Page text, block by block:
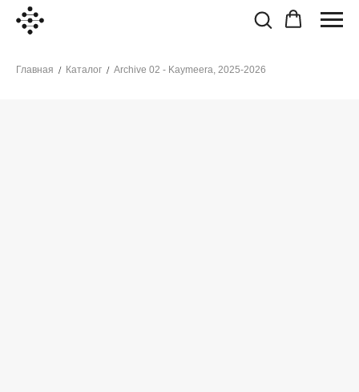
Главная / Каталог / Archive 02 - Kaymeera, 2025-2026